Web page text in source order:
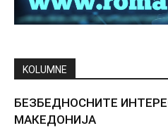
KOLUMNE
БЕЗБЕДНОСНИТЕ
МАКЕДОНИЈА